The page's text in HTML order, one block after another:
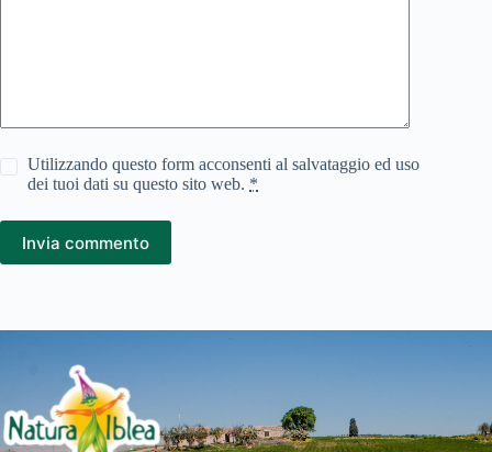
Utilizzando questo form acconsenti al salvataggio ed uso
dei tuoi dati su questo sito web. *
Invia commento